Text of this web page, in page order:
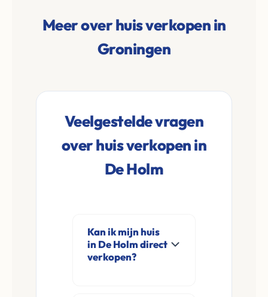
Meer over huis verkopen in
Groningen
Veelgestelde vragen
over huis verkopen in
De Holm
Kan ik mijn huis
in De Holm direct
verkopen?